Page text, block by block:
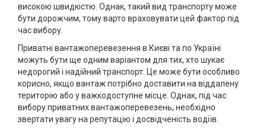
високою швидкістю. Однак, такий вид транспорту може
бути дорожчим, тому варто враховувати цей фактор під
час вибору.
Приватні вантажоперевезення в Києві та по Україні
можуть бути ще одним варіантом для тих, хто шукає
недорогий і надійний транспорт. Це може бути особливо
корисно, якщо вантаж потрібно доставити на віддалену
територію або у важкодоступне місце. Однак, під час
вибору приватних вантажоперевезень, необхідно
звертати увагу на репутацію і досвідченість водіїв.